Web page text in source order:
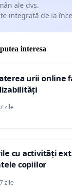
ale dvs.
integrată de la
interesa
urii online
zile
cu activități
copiilor
zile